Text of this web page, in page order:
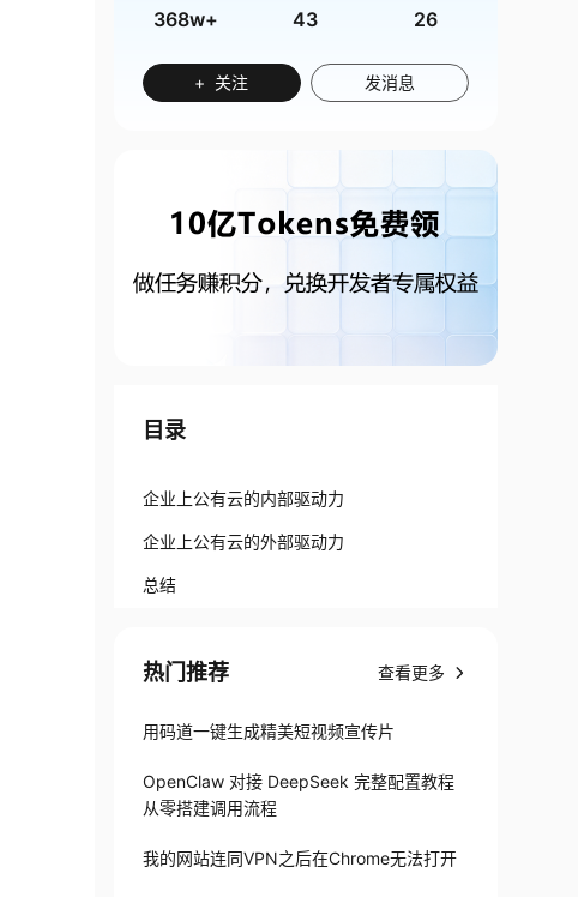
368w+ 43 26
+ 关注 发消息
目录
企业上公有云的内部驱动力
企业上公有云的外部驱动力
总结
热门推荐 查看更多
用码道一键生成精美短视频宣传片
OpenClaw 对接 DeepSeek 完整配置教程
从零搭建调用流程
我的网站连同VPN之后在Chrome无法打开